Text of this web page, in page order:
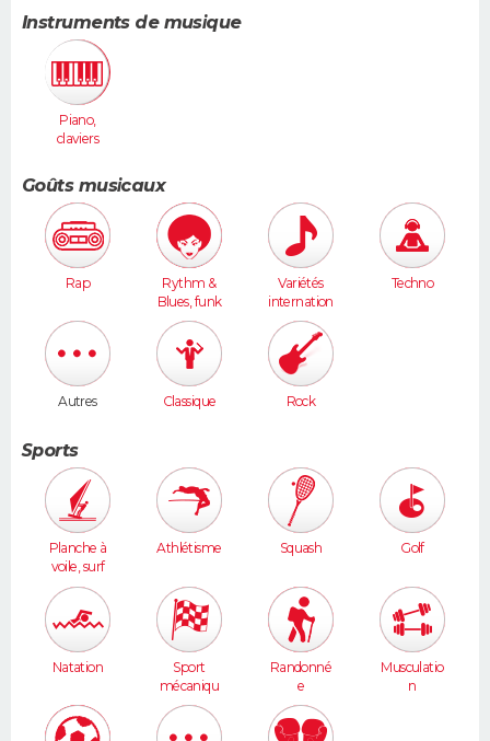
Instruments de musique
Piano,
claviers
Goûts musicaux
Rap
Rythm &
Blues, funk
Variétés
internation
ales
Techno
Autres Classique Rock
Sports
Planche à
voile, surf
Athlétisme Squash Golf
Natation
Sport
mécaniqu
e
Randonné
e
Musculatio
n